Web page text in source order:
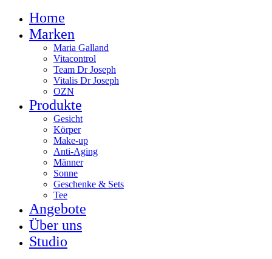
Home
Marken
Maria Galland
Vitacontrol
Team Dr Joseph
Vitalis Dr Joseph
OZN
Produkte
Gesicht
Körper
Make-up
Anti-Aging
Männer
Sonne
Geschenke & Sets
Tee
Angebote
Über uns
Studio